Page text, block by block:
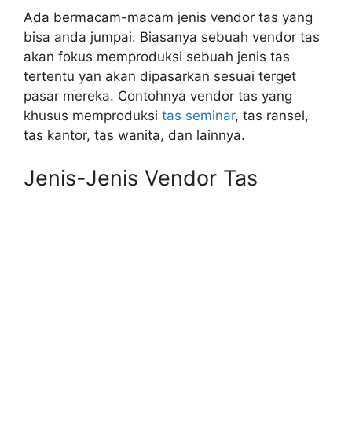
Ada bermacam-macam jenis vendor tas yang
bisa anda jumpai. Biasanya sebuah vendor tas
akan fokus memproduksi sebuah jenis tas
tertentu yan akan dipasarkan sesuai terget
pasar mereka. Contohnya vendor tas yang
khusus memproduksi tas seminar, tas ransel,
tas kantor, tas wanita, dan lainnya.
Jenis-Jenis Vendor Tas